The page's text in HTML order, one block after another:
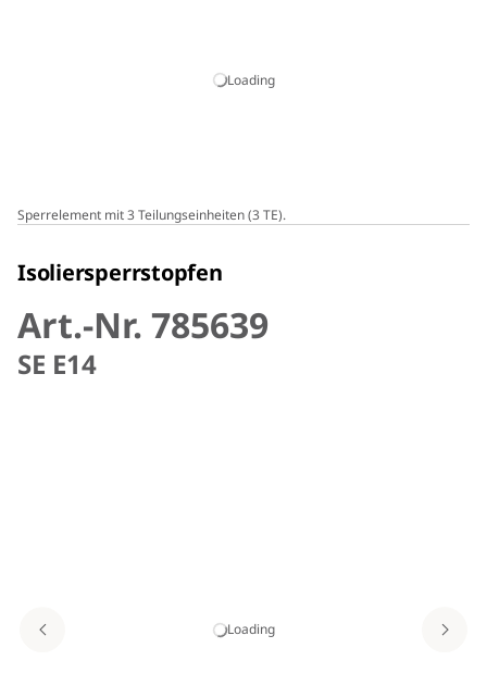
Loading
Sperrelement mit 3 Teilungseinheiten (3 TE).
Isoliersperrstopfen
Art.-Nr. 785639
SE E14
Loading